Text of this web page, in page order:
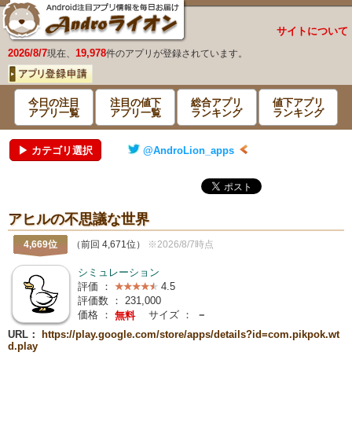
サイトについて
2026/8/7現在、 19,978件のアプリが登録されています。
今日の注目
アプリ一覧
注目の値下
アプリ一覧
総合アプリ
ランキング
値下アプリ
ランキング
▶ カテゴリ選択 @AndroLion_apps
アヒルの不思議な世界
4,669位 （前回 4,671位） ※2026/8/7時点
シミュレーション
評価 ：
4.5
評価数 ： 231,000
価格 ： 無料 サイズ ：
－
URL：
https://play.google.com/store/apps/details?id=com.pikpok.wt
d.play